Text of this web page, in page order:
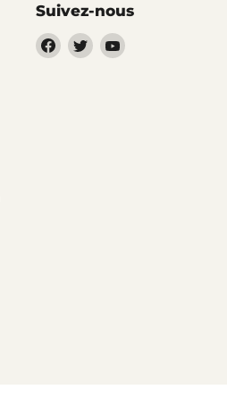
Suivez-nous
Trouvez-
nous
Trouvez-
nous
Trouvez-